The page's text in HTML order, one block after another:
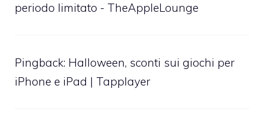
periodo limitato - TheAppleLounge
Pingback: Halloween, sconti sui giochi per
iPhone e iPad | Tapplayer